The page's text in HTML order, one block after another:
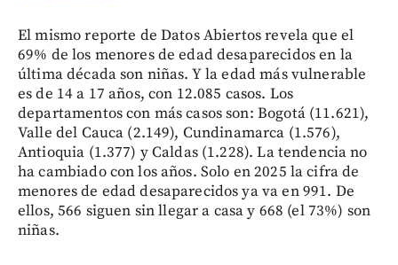
El mismo reporte de Datos Abiertos revela que el
69% de los menores de edad desaparecidos en la
última década son niñas. Y la edad más vulnerable
es de 14 a 17 años, con 12.085 casos. Los
departamentos con más casos son: Bogotá (11.621),
Valle del Cauca (2.149), Cundinamarca (1.576),
Antioquia (1.377) y Caldas (1.228). La tendencia no
ha cambiado con los años. Solo en 2025 la cifra de
menores de edad desaparecidos ya va en 991. De
ellos, 566 siguen sin llegar a casa y 668 (el 73%) son
niñas.